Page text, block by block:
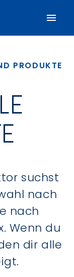
PRODUKTE
suchst
nach
nach
Wenn du
dir alle